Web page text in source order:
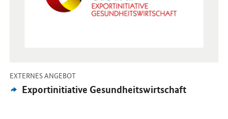
EXTERNES ANGEBOT-
Externes
Angebot:
Exportinitiative Gesundheitswirtschaft